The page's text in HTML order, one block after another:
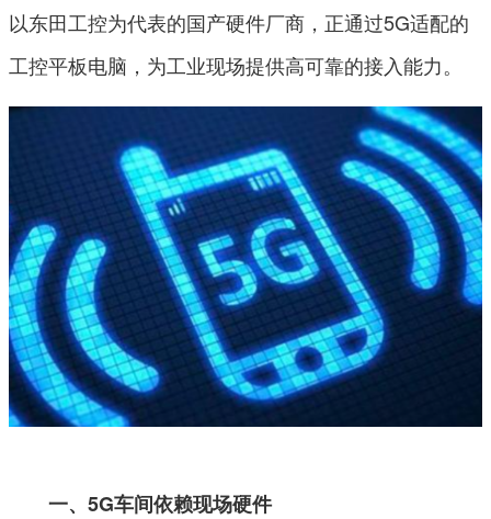
以东田工控为代表的国产硬件厂商，正通过5G适配的
工控平板电脑，为工业现场提供高可靠的接入能力。
一、5G车间依赖现场硬件